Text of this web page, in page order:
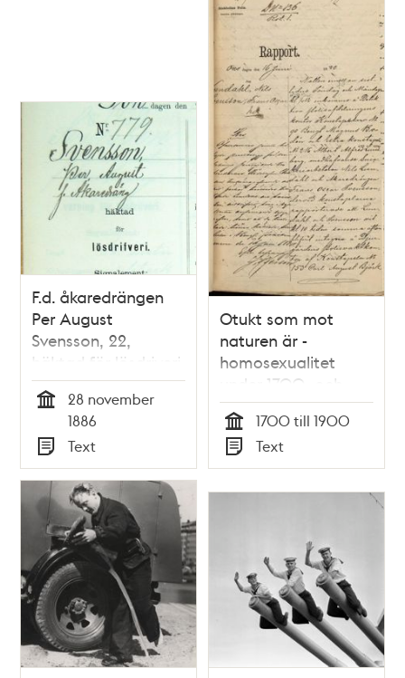
F.d. åkaredrängen
Per August
Svensson, 22,
häktad för lösdriveri
28 november 1886 -
polisförhör
28 november
1886
Typ
Text
Otukt som mot
naturen är -
homosexualitet
under 1700- och
1800-talen
Tid
1700 till 1900
Typ
Text